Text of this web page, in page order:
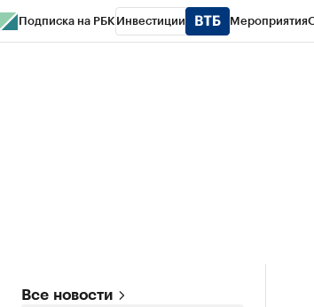
Подписка на РБК Инвестиции Мероприятия
Все новости